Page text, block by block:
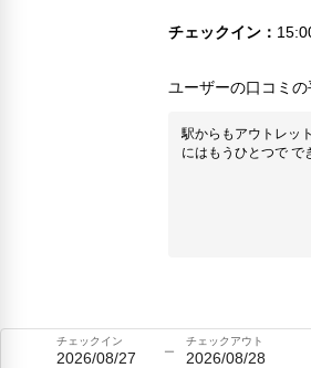
チェックイン
ユーザーの口コミの
駅からもアウトレッ
にはもうひとつで で
チェックイン
2026/08/27
チェックアウト
2026/08/28